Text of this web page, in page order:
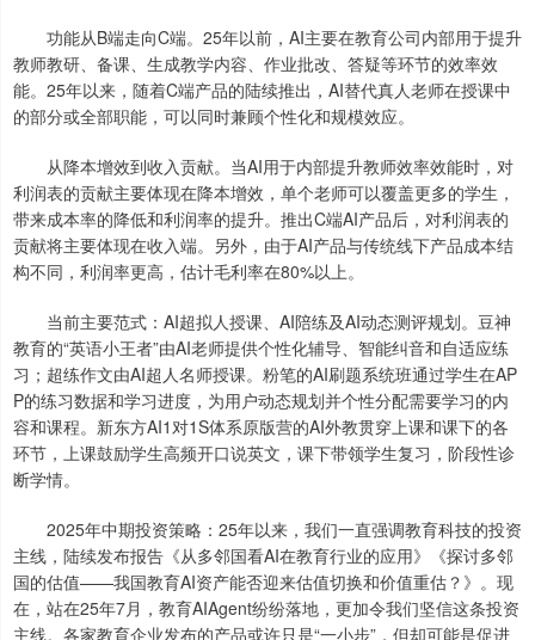
功能从B端走向C端。25年以前，AI主要在教育公司内部用于提升
教师教研、备课、生成教学内容、作业批改、答疑等环节的效率效
能。25年以来，随着C端产品的陆续推出，AI替代真人老师在授课中
的部分或全部职能，可以同时兼顾个性化和规模效应。
从降本增效到收入贡献。当AI用于内部提升教师效率效能时，对
利润表的贡献主要体现在降本增效，单个老师可以覆盖更多的学生，
带来成本率的降低和利润率的提升。推出C端AI产品后，对利润表的
贡献将主要体现在收入端。另外，由于AI产品与传统线下产品成本结
构不同，利润率更高，估计毛利率在80%以上。
当前主要范式：AI超拟人授课、AI陪练及AI动态测评规划。豆神
教育的“英语小王者”由AI老师提供个性化辅导、智能纠音和自适应练
习；超练作文由AI超人名师授课。粉笔的AI刷题系统班通过学生在AP
P的练习数据和学习进度，为用户动态规划并个性分配需要学习的内
容和课程。新东方AI1对1S体系原版营的AI外教贯穿上课和课下的各
环节，上课鼓励学生高频开口说英文，课下带领学生复习，阶段性诊
断学情。
2025年中期投资策略：25年以来，我们一直强调教育科技的投资
主线，陆续发布报告《从多邻国看AI在教育行业的应用》《探讨多邻
国的估值——我国教育AI资产能否迎来估值切换和价值重估？》。现
在，站在25年7月，教育AIAgent纷纷落地，更加令我们坚信这条投资
主线。各家教育企业发布的产品或许只是“一小步”，但却可能是促进